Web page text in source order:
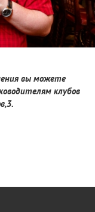
вы можете
клубов